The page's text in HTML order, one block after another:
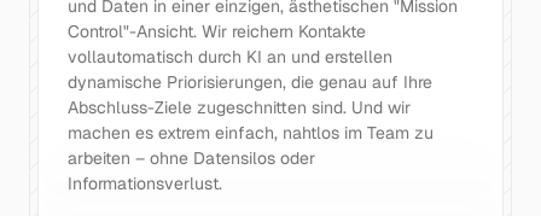
und Daten in einer einzigen, ästhetischen "Mission
Control"-Ansicht. Wir reichern Kontakte
vollautomatisch durch KI an und erstellen
dynamische Priorisierungen, die genau auf Ihre
Abschluss-Ziele zugeschnitten sind. Und wir
machen es extrem einfach, nahtlos im Team zu
arbeiten – ohne Datensilos oder
Informationsverlust.